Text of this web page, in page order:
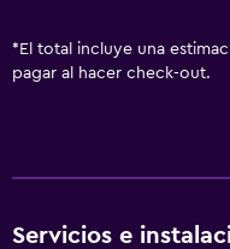
* El total incluye una
pagar al hacer check-out.
Servicios e